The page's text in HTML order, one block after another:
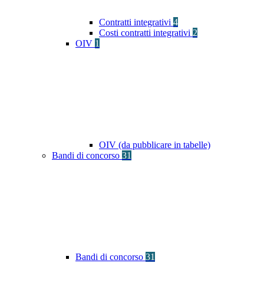
Contratti integrativi 4
Costi contratti integrativi 2
OIV 1
OIV (da pubblicare in tabelle)
Bandi di concorso 31
Bandi di concorso 31